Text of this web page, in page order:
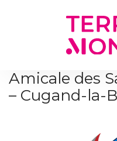
Amicale des
– Cugand-la-